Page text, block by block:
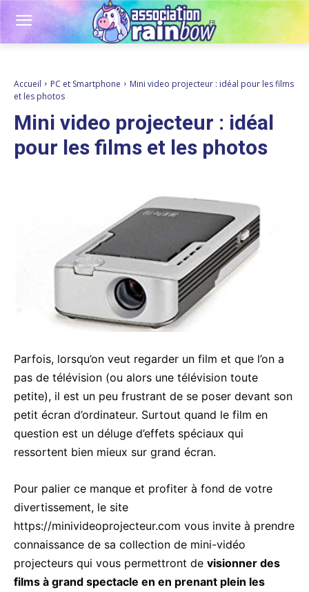
Accueil PC et Smartphone
Mini video projecteur : idéal pour les films
et les photos
Mini video projecteur : idéal
pour les films et les photos
Parfois, lorsqu’on veut regarder un film et que l’on a
pas de télévision (ou alors une télévision toute
petite), il est un peu frustrant de se poser devant son
petit écran d’ordinateur. Surtout quand le film en
question est un déluge d’effets spéciaux qui
ressortent bien mieux sur grand écran.
Pour palier ce manque et profiter à fond de votre
divertissement, le site
https://minivideoprojecteur.com vous invite à prendre
connaissance de sa collection de mini-vidéo
projecteurs qui vous permettront de visionner des
films à grand spectacle en en prenant plein les